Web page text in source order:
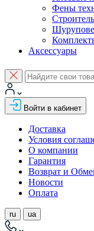
Фены
Аксессуары
Войти в кабинет
Доставка
Условия
О компании
Гарантия
Возврат и
Новости
Оплата
ru ua